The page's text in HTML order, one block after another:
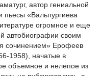
автор гениальной
«Вальпургиева
огромное и еще
автобиографии своим
сочинением» Ерофеев
1958), начатые в
объемное и нелепое из